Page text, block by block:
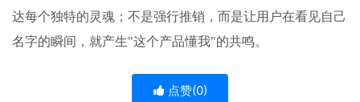
达每个独特的灵魂；不是强行推销，而是让用户在看见自己
名字的瞬间，就产生"这个产品懂我"的共鸣。
点赞(0)